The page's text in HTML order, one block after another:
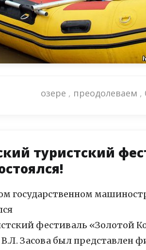
озере , преодолеваем ,
туристский
государственном
фестиваль «Золотой
Засова был представлен